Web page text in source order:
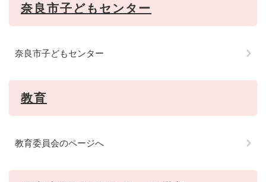
奈良市子どもセンター
奈良市子どもセンター
教育
教育委員会のページへ